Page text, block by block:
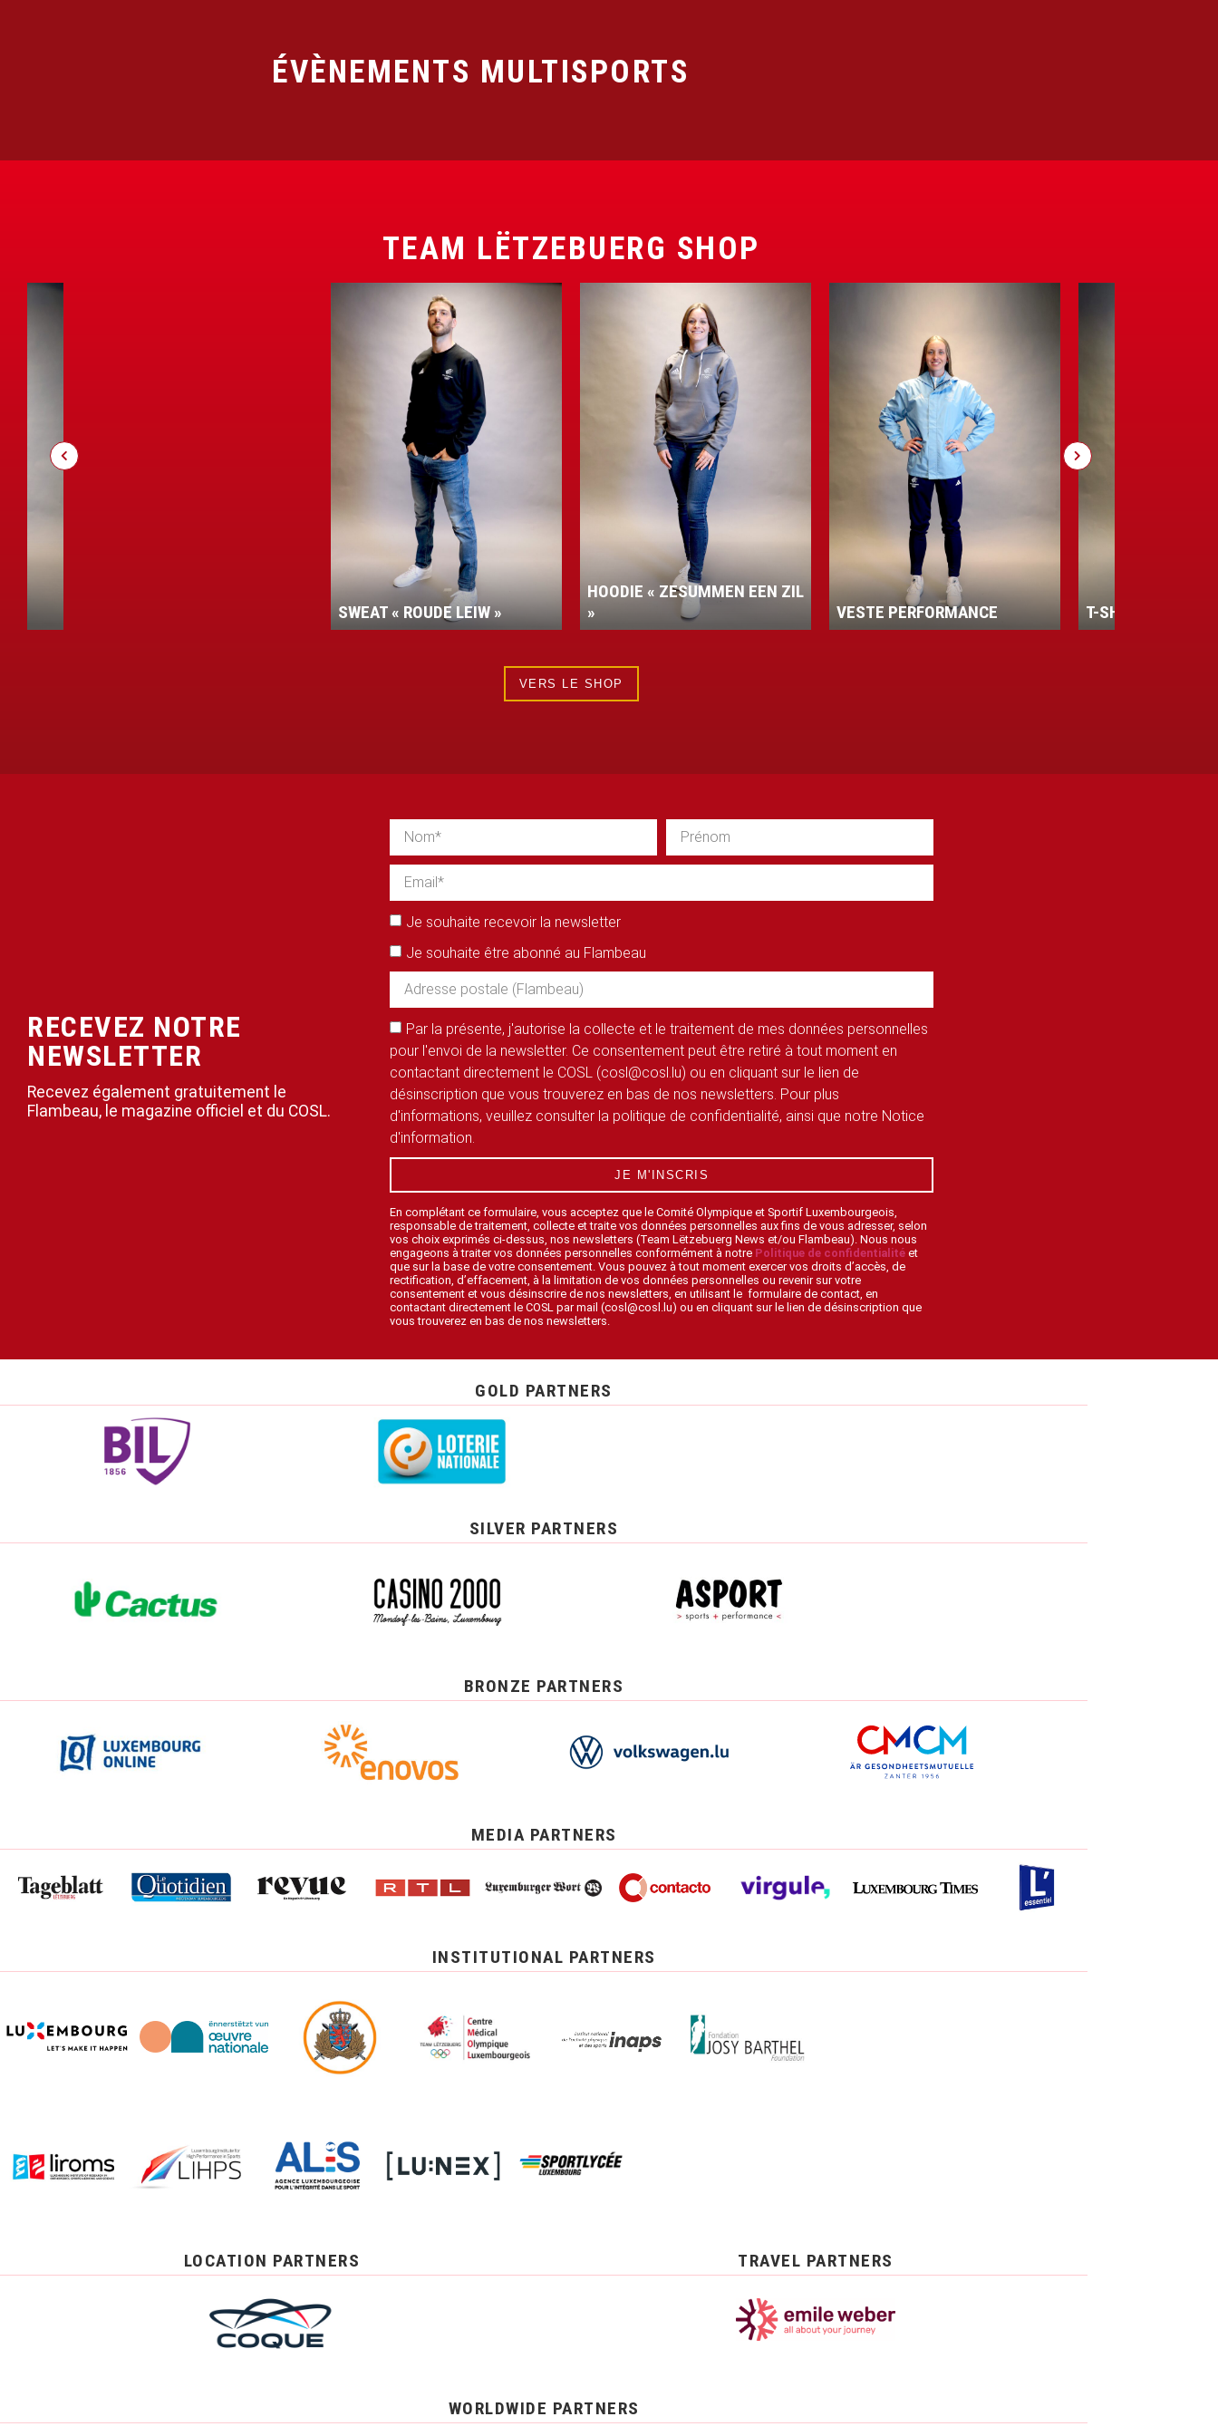
ÉVÈNEMENTS MULTISPORTS
TEAM LËTZEBUERG SHOP
SWEAT « ROUDE LEIW »
HOODIE « ZESUMMEN EEN ZIL
»
VESTE PERFORMANCE T-SHIRT HOMME
VERS LE SHOP
RECEVEZ NOTRE
NEWSLETTER
Recevez également gratuitement le
Flambeau, le magazine officiel et du COSL.
Je souhaite recevoir la newsletter
Je souhaite être abonné au Flambeau
Par la présente, j'autorise la collecte et le traitement de mes données personnelles
pour l'envoi de la newsletter. Ce consentement peut être retiré à tout moment en
contactant directement le COSL (cosl@cosl.lu) ou en cliquant sur le lien de
désinscription que vous trouverez en bas de nos newsletters. Pour plus
d'informations, veuillez consulter la politique de confidentialité, ainsi que notre Notice
d'information.
JE M'INSCRIS
En complétant ce formulaire, vous acceptez que le Comité Olympique et Sportif Luxembourgeois,
responsable de traitement, collecte et traite vos données personnelles aux fins de vous adresser, selon
vos choix exprimés ci-dessus, nos newsletters (Team Lëtzebuerg News et/ou Flambeau). Nous nous
engageons à traiter vos données personnelles conformément à notre Politique de confidentialité et
que sur la base de votre consentement. Vous pouvez à tout moment exercer vos droits d’accès, de
rectification, d’effacement, à la limitation de vos données personnelles ou revenir sur votre
consentement et vous désinscrire de nos newsletters, en utilisant le formulaire de contact, en
contactant directement le COSL par mail (cosl@cosl.lu) ou en cliquant sur le lien de désinscription que
vous trouverez en bas de nos newsletters.
GOLD PARTNERS
SILVER PARTNERS
BRONZE PARTNERS
MEDIA PARTNERS
INSTITUTIONAL PARTNERS
LOCATION PARTNERS TRAVEL PARTNERS
WORLDWIDE PARTNERS